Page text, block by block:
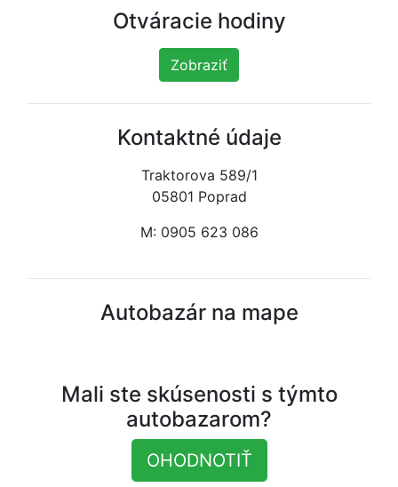
Otváracie hodiny
Zobraziť
Kontaktné údaje
Traktorova 589/1
05801 Poprad
M: 0905 623 086
Autobazár na mape
Mali ste skúsenosti s týmto
autobazarom?
OHODNOTIŤ